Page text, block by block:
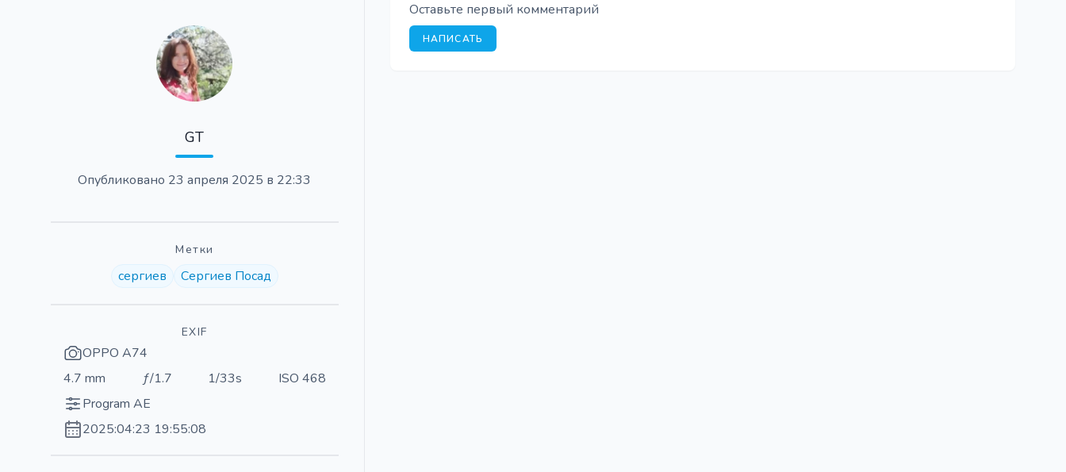
GT
Опубликовано 23 апреля 2025 в 22:33
Метки
сергиев Сергиев Посад
EXIF
OPPO A74
4.7 mm
ƒ/1.7 1/33s
ISO 468
Program AE
2025:04:23 19:55:08
Оставьте первый комментарий
НАПИСАТЬ